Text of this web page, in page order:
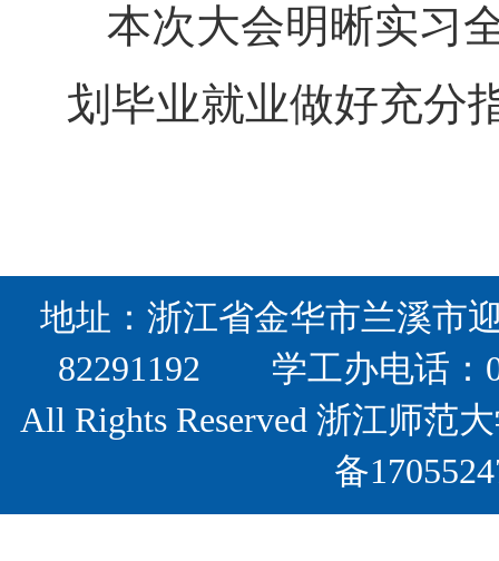
本次大会明晰实习
划毕业就业做好充分
地址：浙江省金华市兰溪
82291192 学工办电话
All Rights Reserved 浙江师
备